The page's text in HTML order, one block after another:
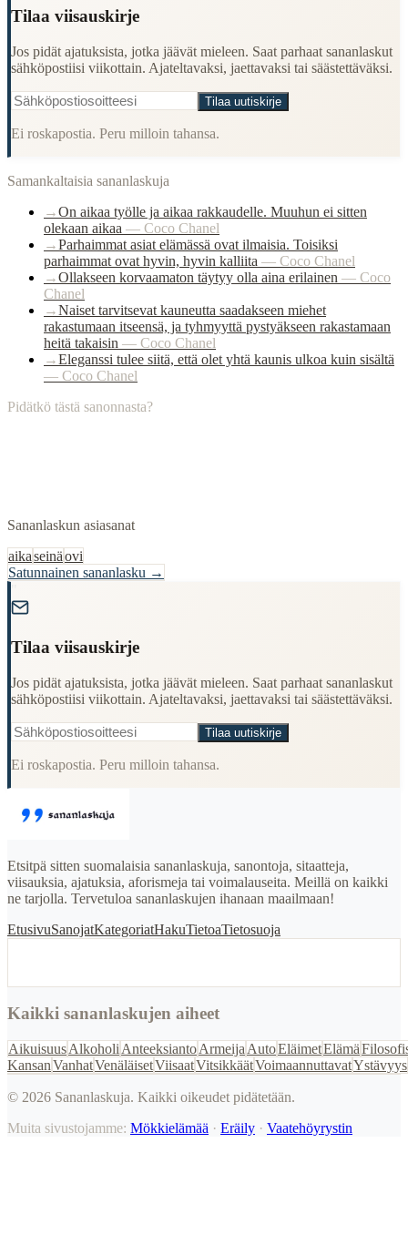
Tilaa viisauskirje
Jos pidät ajatuksista, jotka jäävät mieleen. Saat parhaat sananlaskut
sähköpostiisi viikottain. Ajateltavaksi, jaettavaksi tai säästettäväksi.
Tilaa uutiskirje
Ei roskapostia. Peru milloin tahansa.
Samankaltaisia sananlaskuja
→On aikaa työlle ja aikaa rakkaudelle. Muuhun ei sitten
olekaan aikaa — Coco Chanel
→Parhaimmat asiat elämässä ovat ilmaisia. Toisiksi
parhaimmat ovat hyvin, hyvin kalliita — Coco Chanel
→Ollakseen korvaamaton täytyy olla aina erilainen — Coco
Chanel
→Naiset tarvitsevat kauneutta saadakseen miehet
rakastumaan itseensä, ja tyhmyyttä pystyäkseen rakastamaan
heitä takaisin — Coco Chanel
→Eleganssi tulee siitä, että olet yhtä kaunis ulkoa kuin sisältä
— Coco Chanel
Pidätkö tästä sanonnasta?
Sananlaskun asiasanat
aikaseinäovi
Satunnainen sananlasku →
Tilaa viisauskirje
Jos pidät ajatuksista, jotka jäävät mieleen. Saat parhaat sananlaskut
sähköpostiisi viikottain. Ajateltavaksi, jaettavaksi tai säästettäväksi.
Tilaa uutiskirje
Ei roskapostia. Peru milloin tahansa.
Etsitpä sitten suomalaisia sananlaskuja, sanontoja, sitaatteja,
viisauksia, ajatuksia, aforismeja tai voimalauseita. Meillä on kaikki
ne tarjolla. Tervetuloa sananlaskujen ihanaan maailmaan!
EtusivuSanojatKategoriatHakuTietoaTietosuoja
Kaikki sananlaskujen aiheet
AikuisuusAlkoholi AnteeksiantoArmeija AutoEläimetElämä
KansanVanhatVenäläisetViisaatVitsikkäätVoimaannuttavatYstävyys
© 2026 Sananlaskuja. Kaikki oikeudet pidätetään.
Muita sivustojamme: Mökkielämää · Eräily · Vaatehöyrystin